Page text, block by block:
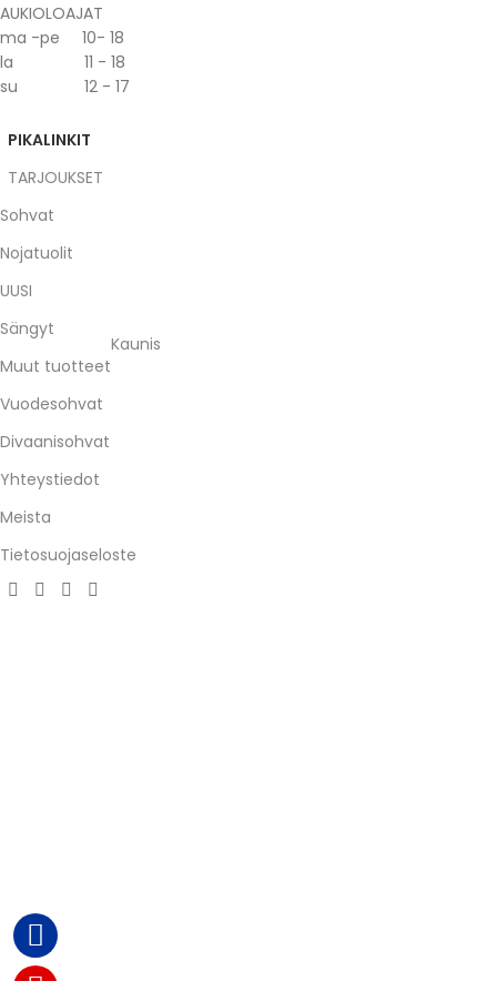
AUKIOLOAJAT
ma -pe 10- 18
la 11 - 18
su 12 - 17
PIKALINKIT
TARJOUKSET
Sohvat
Nojatuolit
UUSI
Sängyt
Muut tuotteet
Kaunis
Vuodesohvat
Divaanisohvat
Yhteystiedot
Meista
Tietosuojaseloste